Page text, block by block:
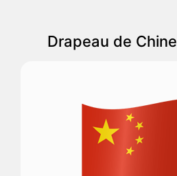
Drapeau de Chine